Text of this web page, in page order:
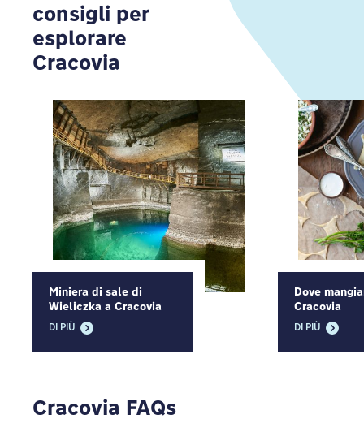
consigli per
esplorare
Cracovia
Miniera di sale di
Wieliczka a Cracovia
DI PIÙ
Dove
Cracovia
DI PIÙ
Cracovia FAQs